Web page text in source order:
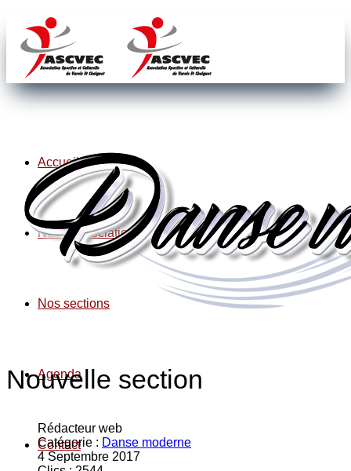
Accueil
Notre association
Nos sections
Agenda
Contact
Nouvelle section
Rédacteur web
Catégorie : Danse moderne
4 Septembre 2017